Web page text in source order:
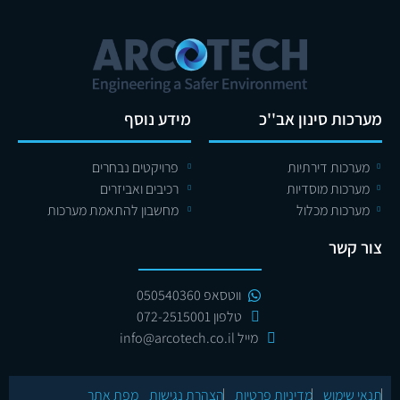
מערכות סינון אב''כ
מערכות דירתיות
מערכות מוסדיות
מערכות מכלול
מידע נוסף
פרויקטים נבחרים
רכיבים ואביזרים
מחשבון להתאמת מערכות
צור קשר
ווטסאפ 050540360
טלפון 072-2515001
מייל info@arcotech.co.il
תנאי שימוש מדיניות פרטיות הצהרת נגישות מפת אתר